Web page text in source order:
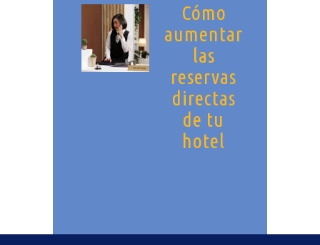
Cómo
aumentar
las
reservas
directas
de tu
hotel